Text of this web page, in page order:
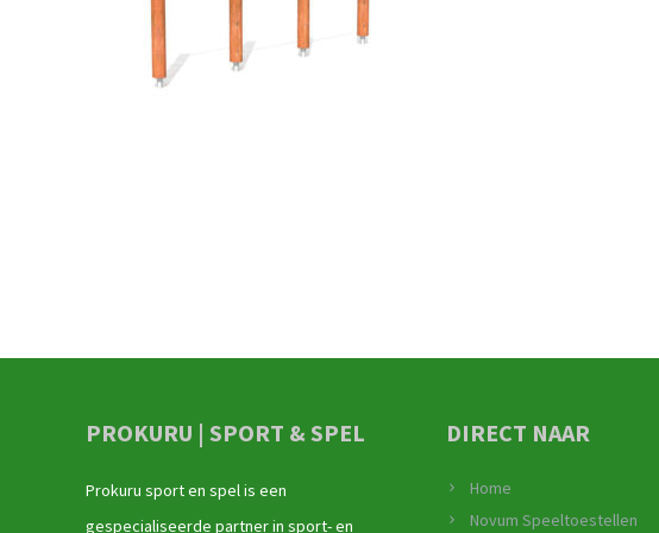
PROKURU | SPORT & SPEL
Prokuru sport en spel is een
gespecialiseerde partner in sport- en
DIRECT NAAR
Home
Novum Speeltoestellen